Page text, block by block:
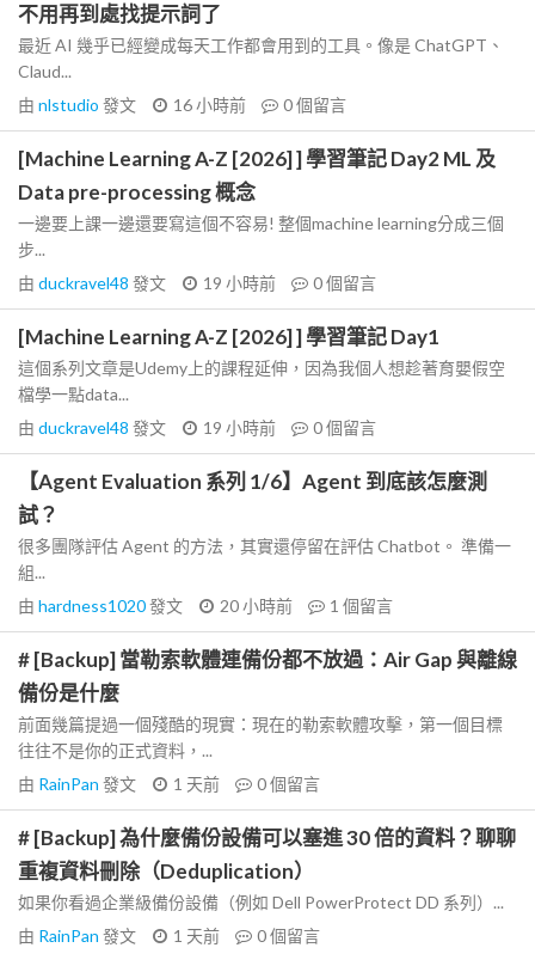
不用再到處找提示詞了
最近 AI 幾乎已經變成每天工作都會用到的工具。像是 ChatGPT、
Claud...
由 nlstudio 發文 16 小時前 0個留言
[Machine Learning A-Z [2026] ] 學習筆記 Day2 ML 及
Data pre-processing 概念
一邊要上課一邊還要寫這個不容易! 整個machine learning分成三個
步...
由 duckravel48 發文 19 小時前 0個留言
[Machine Learning A-Z [2026] ] 學習筆記 Day1
這個系列文章是Udemy上的課程延伸，因為我個人想趁著育嬰假空
檔學一點data...
由 duckravel48 發文 19 小時前 0個留言
【Agent Evaluation 系列 1/6】Agent 到底該怎麼測
試？
很多團隊評估 Agent 的方法，其實還停留在評估 Chatbot。 準備一
組...
由 hardness1020發文 20 小時前 1 個留言
# [Backup] 當勒索軟體連備份都不放過：Air Gap 與離線
備份是什麼
前面幾篇提過一個殘酷的現實：現在的勒索軟體攻擊，第一個目標
往往不是你的正式資料，...
由 RainPan 發文 1 天前 0個留言
# [Backup] 為什麼備份設備可以塞進 30 倍的資料？聊聊
重複資料刪除（Deduplication）
如果你看過企業級備份設備（例如 Dell PowerProtect DD 系列）...
由 RainPan 發文 1 天前 0個留言